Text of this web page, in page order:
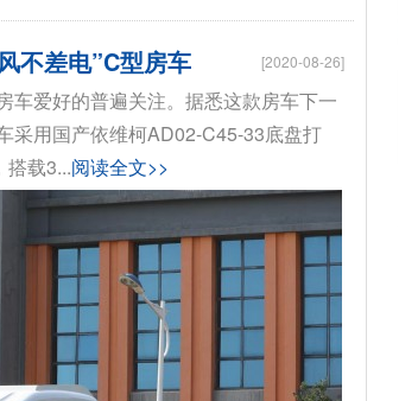
不差电”C型房车 [2020-08-26]
车爱好的普遍关注。据悉这款房车下一
采用国产依维柯AD02-C45-33底盘打
载3...阅读全文>>
拓锐斯特新Daily（欧胜）